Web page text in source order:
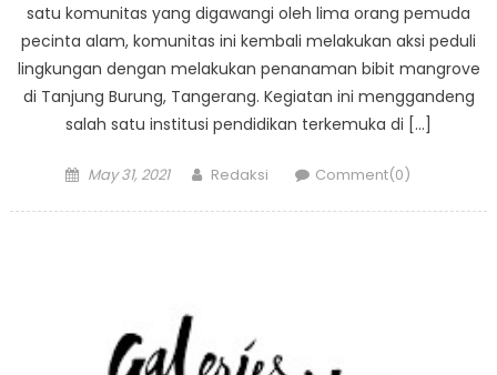
satu komunitas yang digawangi oleh lima orang pemuda
pecinta alam, komunitas ini kembali melakukan aksi peduli
lingkungan dengan melakukan penanaman bibit mangrove
di Tanjung Burung, Tangerang. Kegiatan ini menggandeng
salah satu institusi pendidikan terkemuka di […]
Posted
May 31, 2021 Author
Redaksi Comment(0)